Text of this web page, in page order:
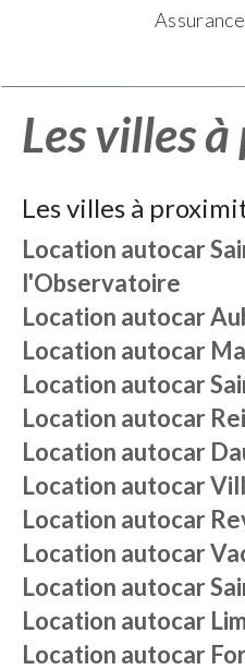
Les villes
Les villes à
Location autocar
l'Observatoire
Location autocar
Location autocar
Location autocar
Location autocar
Location autocar
Location autocar
Location autocar
Location autocar
Location autocar
Location autocar
Location autocar